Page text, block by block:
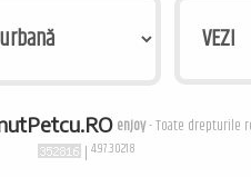
enJoy- Toate drepturile
| 4.97.30218